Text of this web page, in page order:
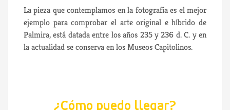
La pieza que contemplamos en la fotografía es el mejor
ejemplo para comprobar el arte original e híbrido de
Palmira, está datada entre los años 235 y 236 d. C. y en
la actualidad se conserva en los Museos Capitolinos.
¿Cómo puedo llegar?